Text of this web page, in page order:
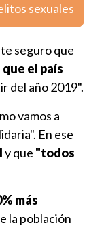
sexuales
seguro que
el país
del año 2019".
vamos a
En ese
y que "todos
más
la población